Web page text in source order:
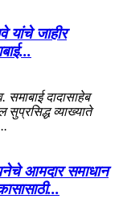
यांचे जाहीर
दादासाहेब
सुप्रसिद्ध व्याख्याते
आमदार समाधान